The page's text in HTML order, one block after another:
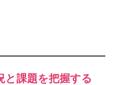
と課題を把握する